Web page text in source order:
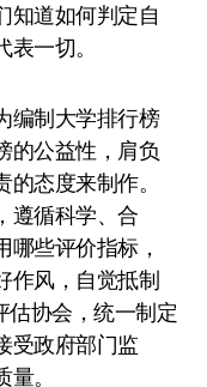
知道如何判定自
一切。
编制大学排行榜
的公益性，肩负
态度来制作。
遵循科学、合
哪些评价指标，
作风，自觉抵制
估协会，统一制定
受政府部门监
。